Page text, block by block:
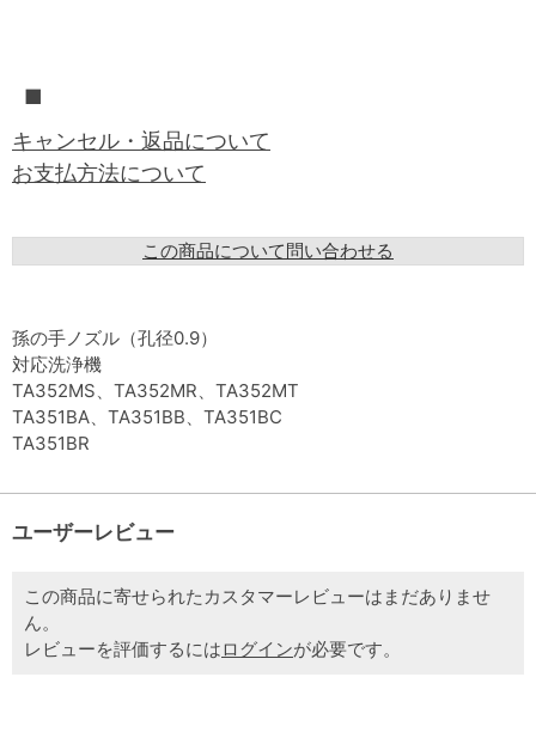
■
キャンセル・返品について
お支払方法について
この商品について問い合わせる
孫の手ノズル（孔径0.9）
対応洗浄機
TA352MS、TA352MR、TA352MT
TA351BA、TA351BB、TA351BC
TA351BR
ユーザーレビュー
この商品に寄せられたカスタマーレビューはまだありませ
ん。
レビューを評価するにはログインが必要です。